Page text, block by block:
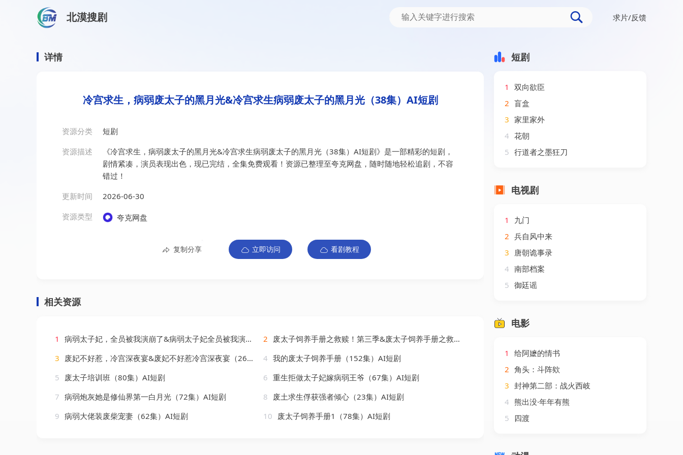
北漠搜剧 求片/反馈
冷宫求生，病弱废太子的黑月光&冷宫求生病弱废太子的黑月光（38集）AI短剧
详情
冷宫求生，病弱废太子的黑月光&冷宫求生病弱废太子的黑月光（38集）AI短剧
资源分类
短剧
资源描述
《冷宫求生，病弱废太子的黑月光&冷宫求生病弱废太子的黑月光（38集）AI短剧》是一部精彩的短剧，
剧情紧凑，演员表现出色，现已完结，全集免费观看！资源已整理至夸克网盘，随时随地轻松追剧，不容
错过！
更新时间
2026-06-30
资源类型
夸克网盘
复制分享 立即访问 看剧教程
相关资源
1 病弱太子妃，全员被我演崩了&病弱太子妃全员被我演崩了（41集）AI短剧 2
废太子饲养手册之救赎！第三季&废太子饲养手册之救赎第三季（95集）AI短剧
3
废妃不好惹，冷宫深夜宴&废妃不好惹冷宫深夜宴（26集）AI短剧 4 我的废太子饲养手册（152集）AI短剧
5
废太子培训班（80集）AI短剧 6 重生拒做太子妃嫁病弱王爷（67集）AI短剧
7 病弱炮灰她是修仙界第一白月光（72集）AI短剧 8
废土求生俘获强者倾心（23集）AI短剧
9 病弱大佬装废柴宠妻（62集）AI短剧 10 废太子饲养手册1（78集）AI短剧
短剧
1
双向欲臣
2 盲盒
3 家里家外
4 花朝
5 行道者之墨狂刀
电视剧
1
九门
2 兵自风中来
3 唐朝诡事录
4 南部档案
5 御廷谣
电影
1
给阿嬷的情书
2 角头：斗阵欸
3 封神第二部：战火西岐
4 熊出没·年年有熊
5 四渡